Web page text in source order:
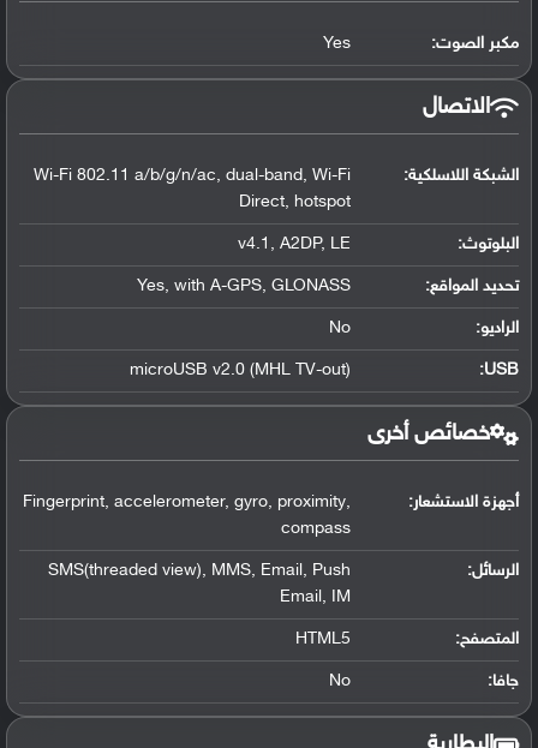
مكبر الصوت: Yes
الاتصال
الشبكة اللاسلكية:
Wi-Fi 802.11 a/b/g/n/ac, dual-band, Wi-Fi
Direct, hotspot
البلوتوث:
v4.1, A2DP, LE
تحديد المواقع:
Yes, with A-GPS, GLONASS
الراديو: No
USB
:
microUSB v2.0 (MHL TV-out)
خصائص أخرى
أجهزة الاستشعار:
Fingerprint, accelerometer, gyro, proximity,
compass
الرسائل:
SMS(threaded view), MMS, Email, Push
Email, IM
المتصفح: HTML5
جافا: No